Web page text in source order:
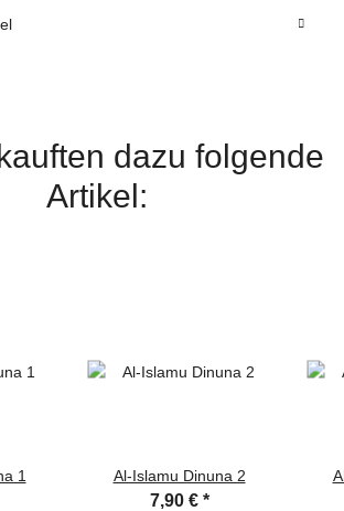
dazu folgende
Artikel:
1 Al-Islamu Dinuna 2
7,90 € *